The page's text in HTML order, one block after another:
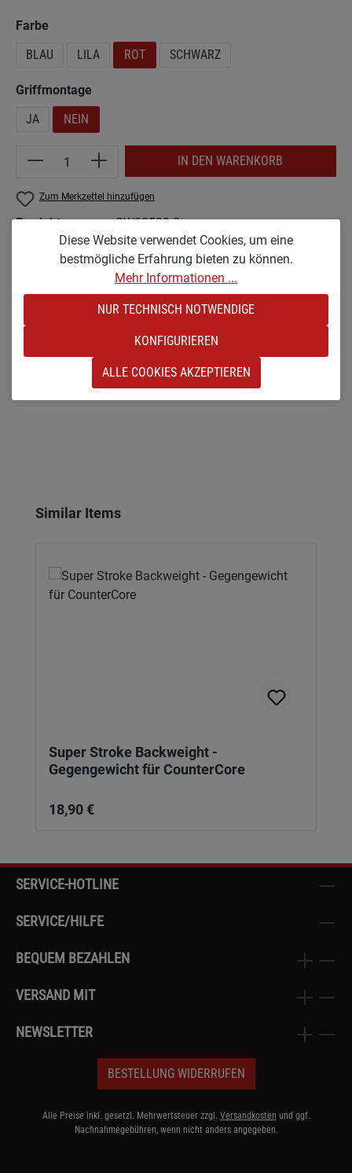
Farbe
BLAU
LILA ROT SCHWARZ
Griffmontage
JA
NEIN
Produkt Anzahl: Gib den gewünschten
IN DEN WARENKORB
Zum Merkzettel hinzufügen
Produktnummer:SW23520.8
Beschreibung
Die patentierte No Taper Technology® erzeugt einen
gleichmäßigen Griffdruck für einen gleichmäßigeren Schlag.
Produktgalerie überspringen
Similar Items
Super Stroke Backweight -
Gegengewicht für CounterCore
18,90 €
SERVICE-HOTLINE
SERVICE/HILFE
BEQUEM BEZAHLEN
VERSAND MIT
NEWSLETTER
BESTELLUNG WIDERRUFEN
Alle Preise inkl. gesetzl. Mehrwertsteuer zzgl. Versandkosten und ggf.
Nachnahmegebühren, wenn nicht anders angegeben.
Diese Website verwendet Cookies, um eine
bestmögliche Erfahrung bieten zu können.
Mehr Informationen ...
NUR TECHNISCH NOTWENDIGE
KONFIGURIEREN
ALLE COOKIES AKZEPTIEREN